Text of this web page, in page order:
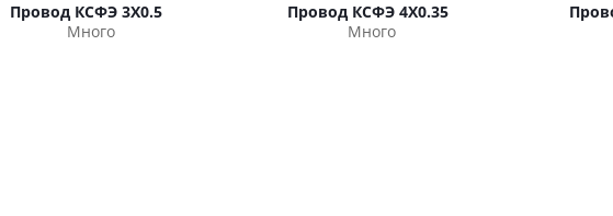
Провод КСФЭ 3Х0.5
Много
Провод КСФЭ 4Х0.35
Много